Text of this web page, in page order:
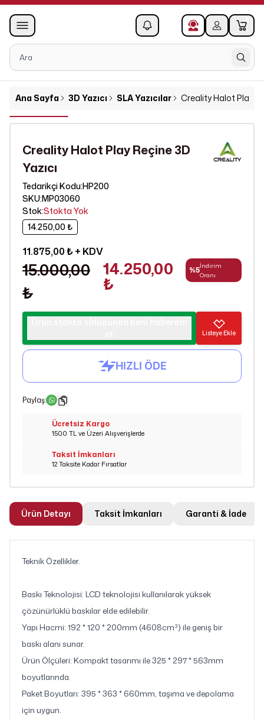
0
Ana Sayfa 3D Yazıcı SLA Yazıcılar Creality Halot Play
Creality Halot Play Reçine 3D
Yazıcı
Tedarikçi Kodu:HP200
SKU:MP03060
Stok:Stokta Yok
14.250,00 ₺
11.875,00 ₺+ KDV
15.000,00
₺
14.250,00
₺
%5İndirim
Oranı
Listeye Ekle
Paylaş:
Ücretsiz Kargo
1500 TL ve Üzeri Alışverişlerde
Taksit İmkanları
12 Taksite Kadar Fırsatlar
Ürün Detayı Taksit İmkanları Garanti & İade
Teknik Özellikler.
Baskı Teknolojisi: LCD teknolojisi kullanılarak yüksek
çözünürlüklü baskılar elde edilebilir.
Yapı Hacmi: 192 * 120 * 200mm (4608cm³) ile geniş bir
baskı alanı sunar.
Ürün Ölçüleri: Kompakt tasarımı ile 325 * 297 * 563mm
boyutlarında.
Paket Boyutları: 395 * 363 * 660mm, taşıma ve depolama
için uygun.